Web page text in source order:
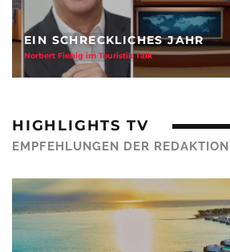
KEINE REISE OHNE RAT
LCC Chef Markus Orth im Talk
EMPFEHLUNGEN DER REDAKTION